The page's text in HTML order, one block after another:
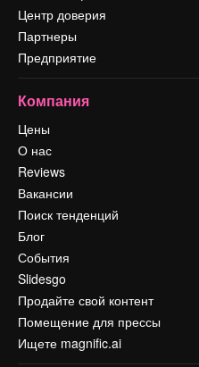
Центр доверия
Партнеры
Предприятие
Компания
Цены
О нас
Reviews
Вакансии
Поиск тенденций
Блог
События
Slidesgo
Продайте свой контент
Помещение для прессы
Ищете magnific.ai